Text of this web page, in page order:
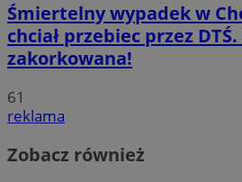
Śmiertelny wypadek w
chciał przebiec przez
zakorkowana!
61
reklama
Zobacz również